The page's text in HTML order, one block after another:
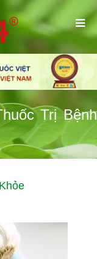
Trị Bệnh